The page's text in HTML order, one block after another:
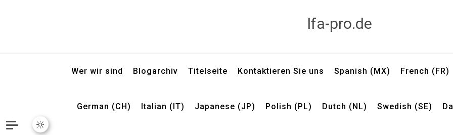
lfa-pro.de
Wer wir sind Blogarchiv Titelseite Kontaktieren Sie uns Spanish (MX) French (FR)
German (CH) Italian (IT) Japanese (JP) Polish (PL) Dutch (NL) Swedish (SE)